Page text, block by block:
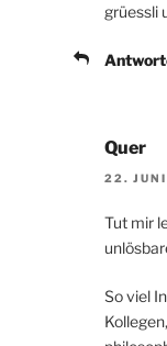
grüessli
Quer
22.
Tut mir
So viel